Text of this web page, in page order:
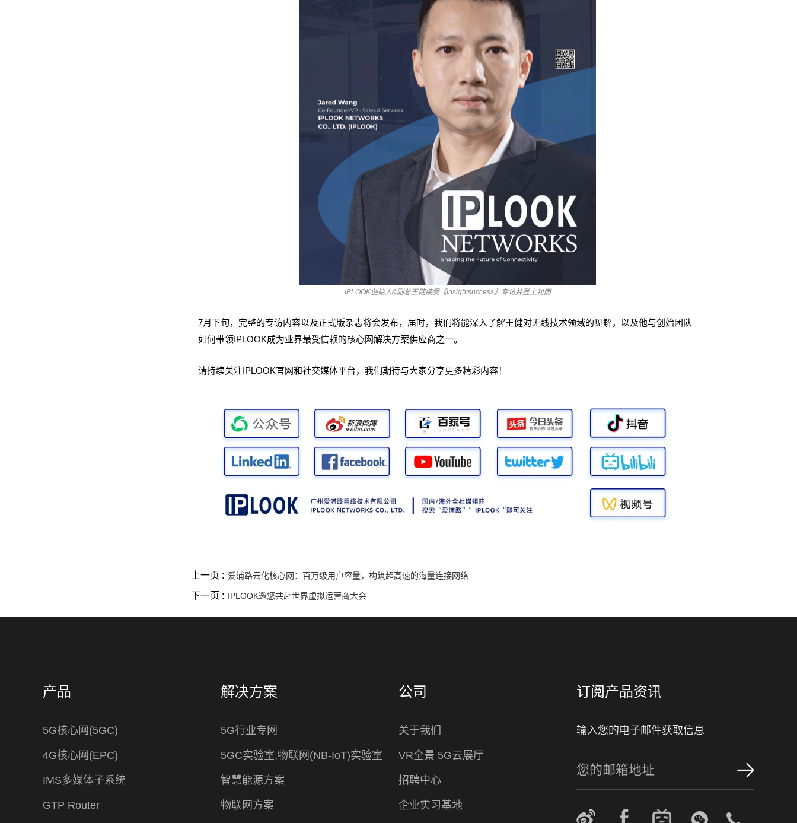
IPLOOK创始人&副总王健接受《Insightsuccess》专访并登上封面
7月下旬，完整的专访内容以及正式版杂志将会发布，届时，我们将能深入了解王健对无线技术领域的见解，以及他与创始团队
如何带领IPLOOK成为业界最受信赖的核心网解决方案供应商之一。
请持续关注IPLOOK官网和社交媒体平台，我们期待与大家分享更多精彩内容！
上一页 : 爱浦路云化核心网：百万级用户容量，构筑超高速的海量连接网络
下一页 : IPLOOK邀您共赴世界虚拟运营商大会
产品
5G核心网(5GC)
4G核心网(EPC)
IMS多媒体子系统
GTP Router
解决方案
5G行业专网
5GC实验室,物联网(NB-IoT)实验室
智慧能源方案
物联网方案
公司
关于我们
VR全景 5G云展厅
招聘中心
企业实习基地
订阅产品资讯
输入您的电子邮件获取信息